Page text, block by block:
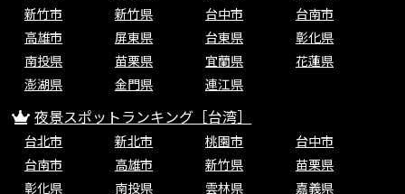
新竹市
新竹県 台中市
台南市
高雄市
屏東県 台東県
彰化県
南投県
苗栗県 宜蘭県
花蓮県
澎湖県
金門県 連江県
夜景スポットランキング［台湾］
台北市 新北市 桃園市
台中市
台南市
高雄市 新竹県
苗栗県
彰化県
南投県 雲林県
嘉義県